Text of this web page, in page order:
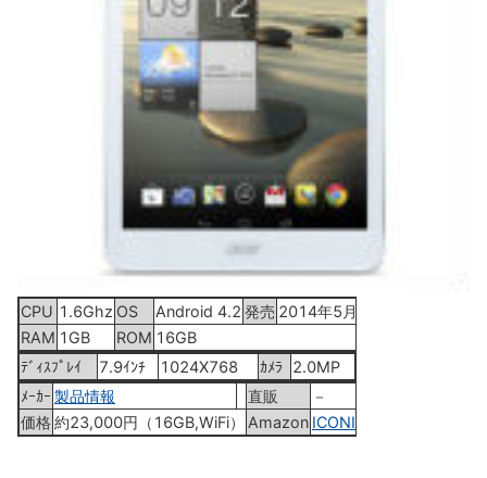
CPU 1.6Ghz OS Android 4.2 発売 2014年5月2日
RAM 1GB ROM 16GB
ﾃﾞｨｽﾌﾟﾚｲ
7.9ｲﾝﾁ 1024X768 ｶﾒﾗ
2.0MP
ﾒｰｶｰ 製品情報 直販
－
価格 約23,000円（16GB,WiFi） Amazon ICONIA A1-830